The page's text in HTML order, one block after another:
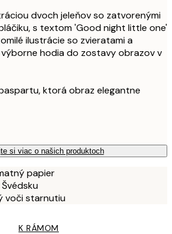
dvoch jeleňov so zatvorenými
s textom 'Good night little one'
ilustrácie so zvieratami a
hodia do zostavy obrazov v
ktorá obraz elegantne
si viac o našich produktoch
papier
voči starnutiu
K RÁMOM